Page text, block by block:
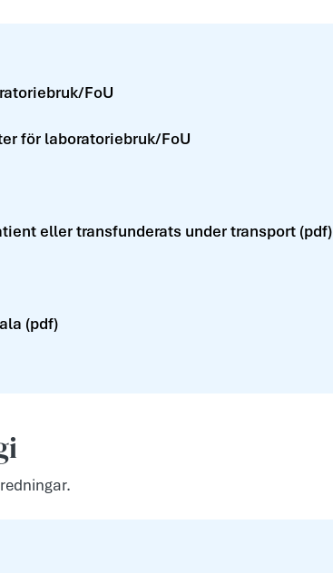
FoU
för laboratoriebruk/FoU
eller transfunderats under transport (pdf)
(pdf)